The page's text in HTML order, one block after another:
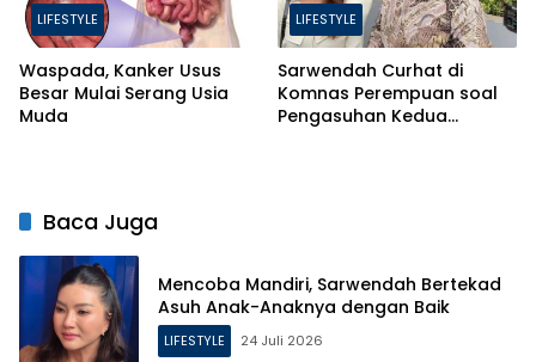
LIFESTYLE
Waspada, Kanker Usus
Besar Mulai Serang Usia
Muda
LIFESTYLE
Sarwendah Curhat di
Komnas Perempuan soal
Pengasuhan Kedua
Baca Juga
Mencoba Mandiri, Sarwendah Bertekad
Asuh Anak-Anaknya dengan Baik
LIFESTYLE 24 Juli 2026